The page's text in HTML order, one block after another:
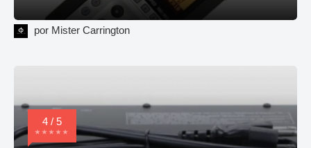
por Mister Carrington
4 / 5